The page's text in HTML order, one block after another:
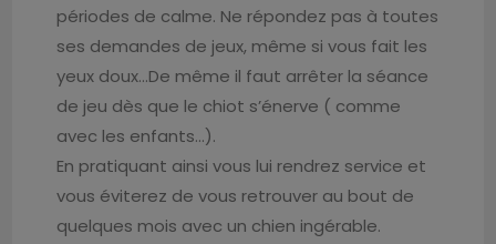
périodes de calme. Ne répondez pas à toutes
ses demandes de jeux, même si vous fait les
yeux doux…De même il faut arrêter la séance
de jeu dès que le chiot s’énerve ( comme
avec les enfants…).
En pratiquant ainsi vous lui rendrez service et
vous éviterez de vous retrouver au bout de
quelques mois avec un chien ingérable.